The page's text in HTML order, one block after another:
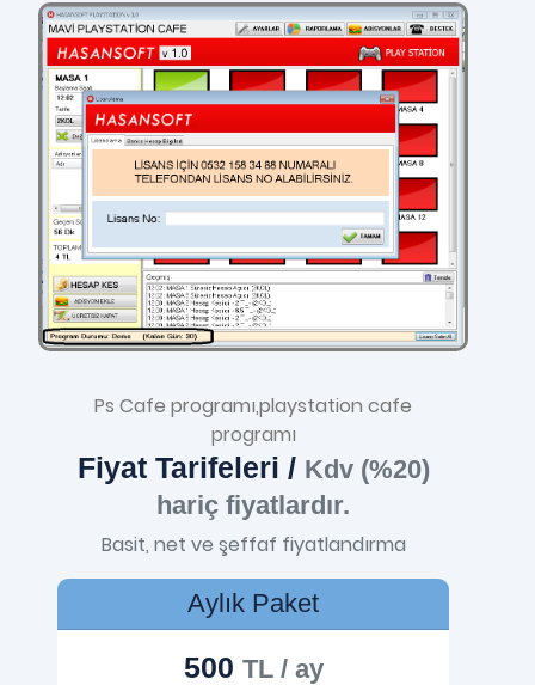
Ps Cafe programı,playstation cafe
programı
Fiyat Tarifeleri / Kdv (%20)
hariç fiyatlardır.
Basit, net ve şeffaf fiyatlandırma
Aylık Paket
500 TL / ay